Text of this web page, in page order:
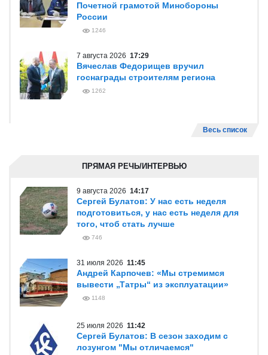
Почетной грамотой Минобороны
России
1246
7 августа 2026 17:29
Вячеслав Федорищев вручил
госнаграды строителям региона
1262
Весь список
ПРЯМАЯ РЕЧЬ/ИНТЕРВЬЮ
9 августа 2026 14:17
Сергей Булатов: У нас есть неделя
подготовиться, у нас есть неделя для
того, чтоб стать лучше
746
31 июля 2026 11:45
Андрей Карпочев: «Мы стремимся
вывести „Татры“ из эксплуатации»
1148
25 июля 2026 11:42
Сергей Булатов: В сезон заходим с
лозунгом "Мы отличаемся"